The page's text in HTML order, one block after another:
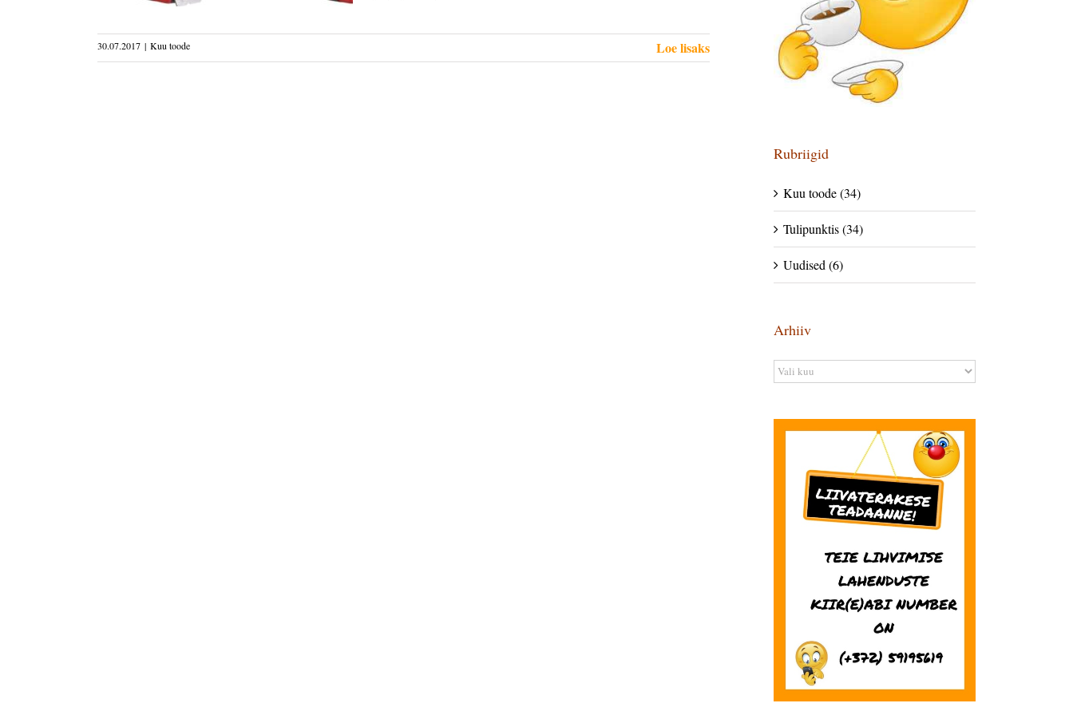
30.07.2017 | Kuu toode Loe lisaks
Rubriigid
Kuu toode (34)
Tulipunktis (34)
Uudised (6)
Arhiiv
Arhiiv